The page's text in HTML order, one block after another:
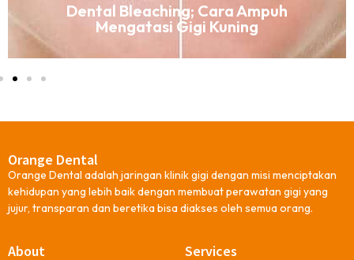
Dental Bleaching; Cara Ampuh
Mengatasi Gigi Kuning
Orange Dental
Orange Dental adalah jaringan klinik gigi dengan misi menciptakan
kehidupan yang lebih baik dengan membuat perawatan gigi yang
jujur, transparan dan beretika bisa diakses oleh semua orang.
About Services